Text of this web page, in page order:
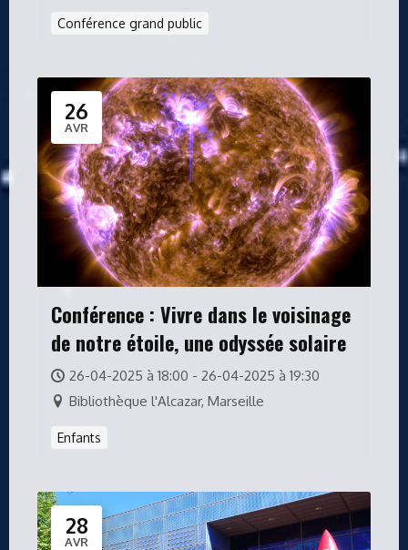
Conférence grand public
26
AVR
Conférence : Vivre dans le voisinage
de notre étoile, une odyssée solaire
26-04-2025 à 18:00 - 26-04-2025 à 19:30
Bibliothèque l'Alcazar, Marseille
Enfants
28
AVR